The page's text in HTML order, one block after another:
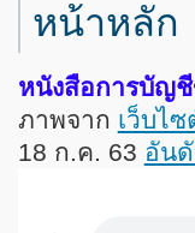
หน้าหลัก
หนังสือการบัญชี
ภาพจาก เว็บไ
18 ก.ค. 63 อัน